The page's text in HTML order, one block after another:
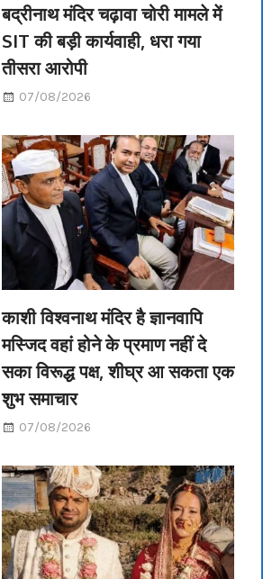
बद्रीनाथ मंदिर चढ़ावा चोरी मामले में
SIT की बड़ी कार्यवाही, धरा गया
तीसरा आरोपी
07/08/2026
काशी विश्वनाथ मंदिर है ज्ञानवापि
मस्जिद वहां होने के प्रमाण नहीं दे
सका विरूद्ध पक्ष, शीघ्र आ सकता एक
शुभ समाचार
07/08/2026